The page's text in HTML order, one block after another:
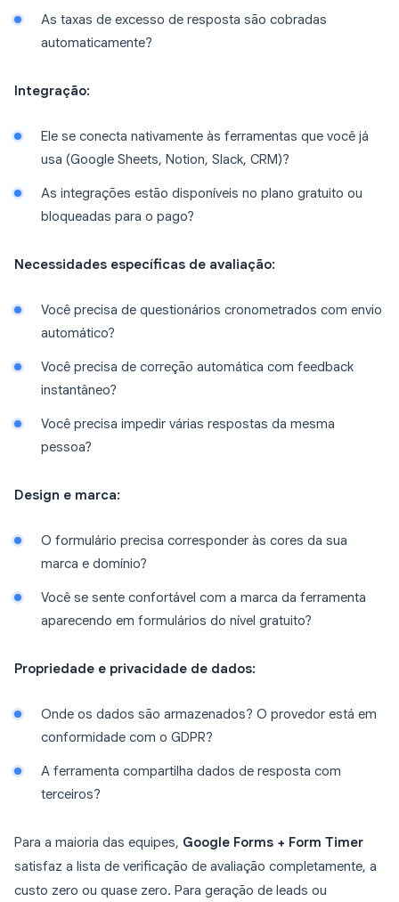
As taxas de excesso de resposta são cobradas
automaticamente?
Integração:
Ele se conecta nativamente às ferramentas que você já
usa (Google Sheets, Notion, Slack, CRM)?
As integrações estão disponíveis no plano gratuito ou
bloqueadas para o pago?
Necessidades específicas de avaliação:
Você precisa de questionários cronometrados com envio
automático?
Você precisa de correção automática com feedback
instantâneo?
Você precisa impedir várias respostas da mesma
pessoa?
Design e marca:
O formulário precisa corresponder às cores da sua
marca e domínio?
Você se sente confortável com a marca da ferramenta
aparecendo em formulários do nível gratuito?
Propriedade e privacidade de dados:
Onde os dados são armazenados? O provedor está em
conformidade com o GDPR?
A ferramenta compartilha dados de resposta com
terceiros?
Para a maioria das equipes, Google Forms + Form Timer
satisfaz a lista de verificação de avaliação completamente, a
custo zero ou quase zero. Para geração de leads ou